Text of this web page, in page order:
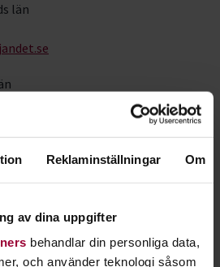
Reklaminställningar Om
av dina uppgifter
behandlar din personliga data,
och använder teknologi såsom
län
län